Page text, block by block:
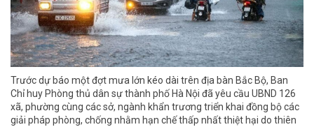
Trước dự báo một đợt mưa lớn kéo dài trên địa bàn Bắc Bộ, Ban
Chỉ huy Phòng thủ dân sự thành phố Hà Nội đã yêu cầu UBND 126
xã, phường cùng các sở, ngành khẩn trương triển khai đồng bộ các
giải pháp phòng, chống nhằm hạn chế thấp nhất thiệt hại do thiên